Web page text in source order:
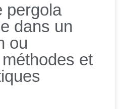
pergola
dans un
ou
et